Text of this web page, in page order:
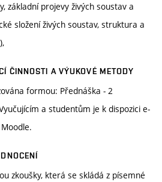
základní projevy živých soustav a
složení živých soustav, struktura a
ČINNOSTI A VÝUKOVÉ METODY
formou: Přednáška - 2
a studentům je k dispozici e-
zkoušky, která se skládá z písemné